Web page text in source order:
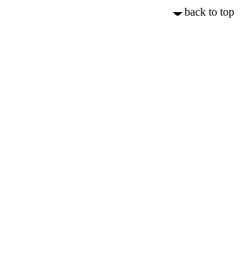
back to top